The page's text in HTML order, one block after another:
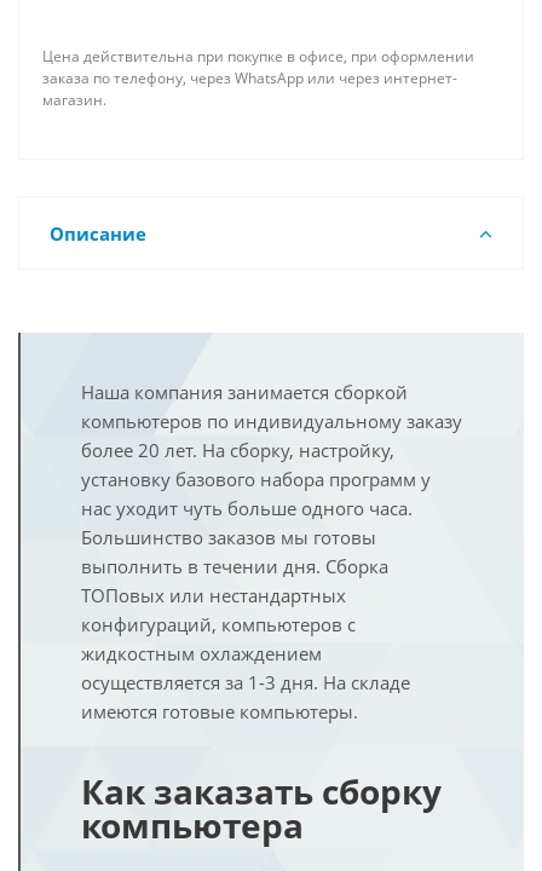
Цена действительна при покупке в офисе, при оформлении
заказа по телефону, через WhatsApp или через интернет-
магазин.
Описание
Наша компания занимается сборкой
компьютеров по индивидуальному заказу
более 20 лет. На сборку, настройку,
установку базового набора программ у
нас уходит чуть больше одного часа.
Большинство заказов мы готовы
выполнить в течении дня. Сборка
ТОПовых или нестандартных
конфигураций, компьютеров с
жидкостным охлаждением
осуществляется за 1-3 дня. На складе
имеются готовые компьютеры.
Как заказать сборку
компьютера